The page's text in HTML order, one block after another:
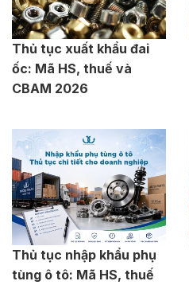
Thủ tục xuất khẩu đai
ốc: Mã HS, thuế và
CBAM 2026
Thủ tục nhập khẩu phụ
tùng ô tô: Mã HS, thuế